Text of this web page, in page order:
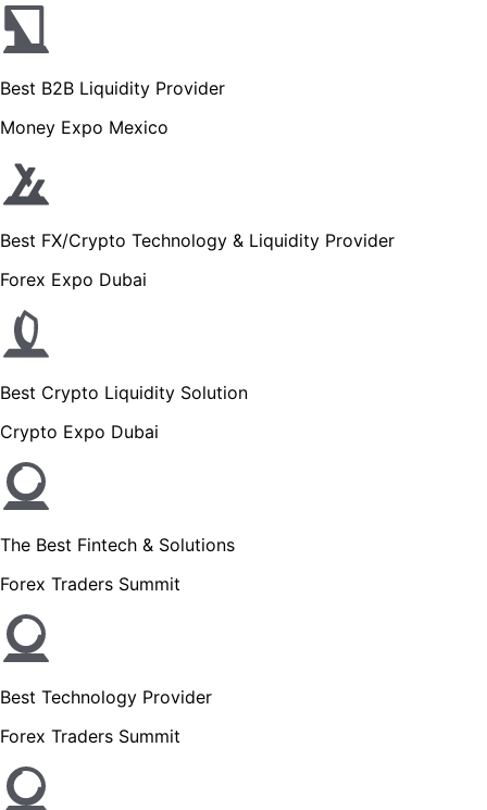
Best B2B Liquidity Provider
Money Expo Mexico
Best FX/Crypto Technology & Liquidity Provider
Forex Expo Dubai
Best Crypto Liquidity Solution
Crypto Expo Dubai
The Best Fintech & Solutions
Forex Traders Summit
Best Technology Provider
Forex Traders Summit